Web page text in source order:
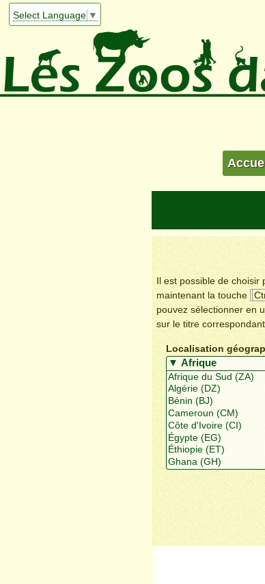
Select Language ▼
Il est possible de choisir
maintenant la touche
pouvez sélectionner en
sur le titre
Localisation